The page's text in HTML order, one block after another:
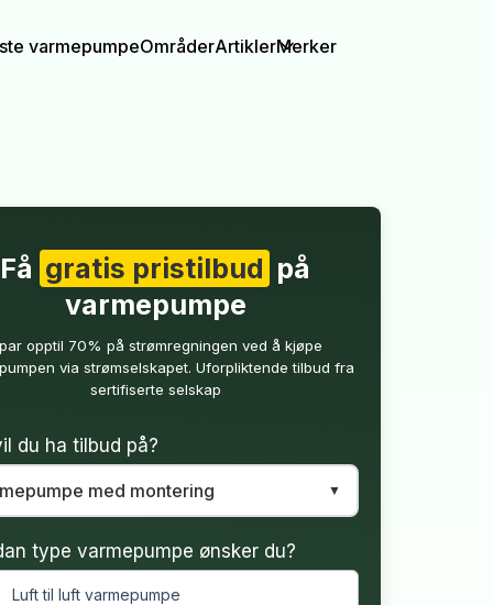
varmepumpeOmråderArtiklerMerker
Få gratis pristilbud på
varmepumpe
opptil 70% på strømregningen ved å kjøpe
via strømselskapet. Uforpliktende tilbud fra
sertifiserte selskap
du ha tilbud på?
type varmepumpe ønsker du?
Luft til luft varmepumpe